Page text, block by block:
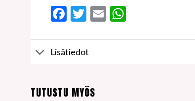
Facebook
Twitter
EmailWhatsApp
Lisätiedot
TUTUSTU MYÖS